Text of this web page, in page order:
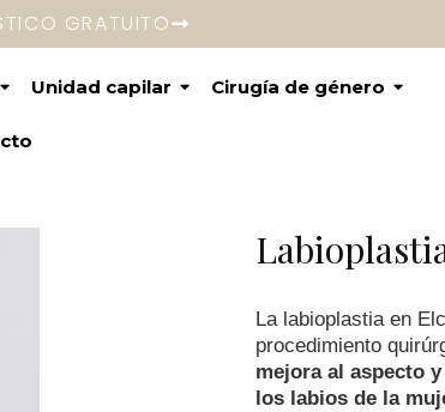
GRATUITO
Unidad capilar Cirugía de género
La labioplastia en
procedimiento
mejora al aspecto
los labios de la